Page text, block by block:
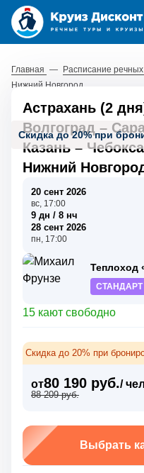
Главная — Расписание речных
Нижний Новгород
Скидка до 20% при
Астрахань (2
Волгоград –
Казань –
Нижний
20 сент 2026
вс, 17:00
9 дн / 8 нч
28 сент 2026
пн, 17:00
Теплоход
СТАНДАРТ
15 кают свободно
Скидка до 20% при
от80 190 руб./ чел
88 209 руб.
Выбрать